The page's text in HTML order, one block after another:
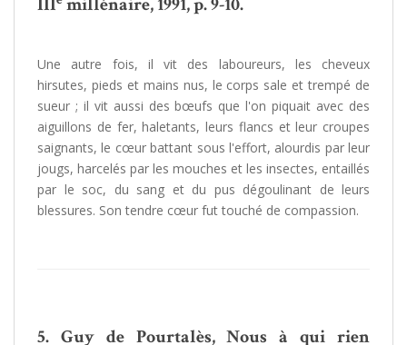
Une autre fois, il vit des laboureurs, les cheveux
hirsutes, pieds et mains nus, le corps sale et trempé de
sueur ; il vit aussi des bœufs que l'on piquait avec des
aiguillons de fer, haletants, leurs flancs et leur croupes
saignants, le cœur battant sous l'effort, alourdis par leur
jougs, harcelés par les mouches et les insectes, entaillés
par le soc, du sang et du pus dégoulinant de leurs
blessures. Son tendre cœur fut touché de compassion.
5. Guy de Pourtalès, Nous à qui rien